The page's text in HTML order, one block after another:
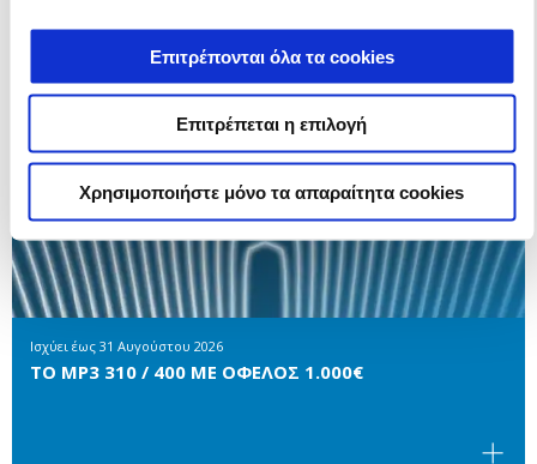
Επιτρέπονται όλα τα cookies
Επιτρέπεται η επιλογή
Χρησιμοποιήστε μόνο τα απαραίτητα cookies
Ισχύει έως 31 Αυγούστου 2026
ΤΟ MP3 310 / 400 ΜΕ ΟΦΕΛΟΣ 1.000€